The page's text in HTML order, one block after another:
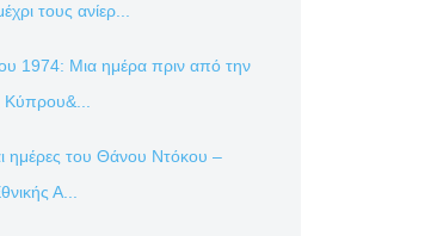
τους ανίερ...
1974: Μια ημέρα πριν από την
Κύπρου&...
ημέρες του Θάνου Ντόκου –
Α...